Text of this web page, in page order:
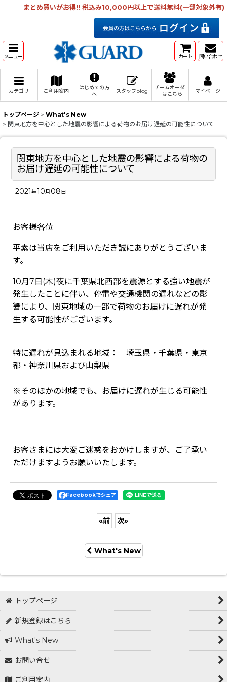
まとめ買いがお得!! 税込み10,000円以上で送料無料(一部対象外有)
メニュー カート 問い合わせ
カテゴリ ご利用案内
はじめての方
へ
スタッフblog
チームオーダ
ーはこちら
マイページ
トップページ > What's New
> 関東地方を中心とした地震の影響による荷物のお届け遅延の可能性について
関東地方を中心とした地震の影響による荷物の
お届け遅延の可能性について
2021年10月 08 日
お客様各位
平素は当店をご利用いただき誠にありがとうございま
す。
10月 7 日 (木)夜に千葉県北西部を震源とする強い地震が
発生したことに伴い、停電や交通機関の遅れなどの影
響により、関東地域の一部で荷物のお届けに遅れが発
生する可能性がございます。
特に遅れが見込まれる地域： 埼玉県・千葉県・東京
都・神奈川県および山梨県
※そのほかの地域でも、お届けに遅れが生じる可能性
があります。
お客さまには大変ご迷惑をおかけしますが、ご了承い
ただけますようお願いいたします。
Facebookでシェア
«前 次»
What's New
トップページ
新規登録はこちら
What's New
お問い合せ
ご利用案内